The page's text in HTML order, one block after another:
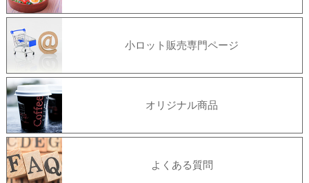
小ロット販売専門ページ
オリジナル商品
よくある質問